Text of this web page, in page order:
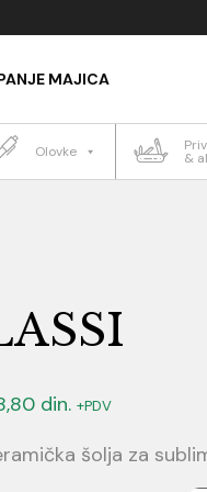
MAJICA
Olovke &
din. +PDV
šolja za